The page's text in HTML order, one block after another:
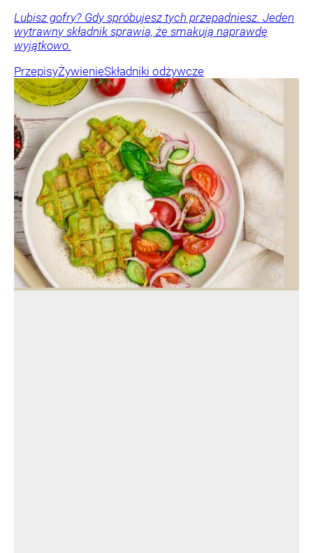
Lubisz gofry? Gdy spróbujesz tych przepadniesz. Jeden
wytrawny składnik sprawia, że smakują naprawdę
wyjątkowo.
PrzepisyŻywienieSkładniki odżywcze